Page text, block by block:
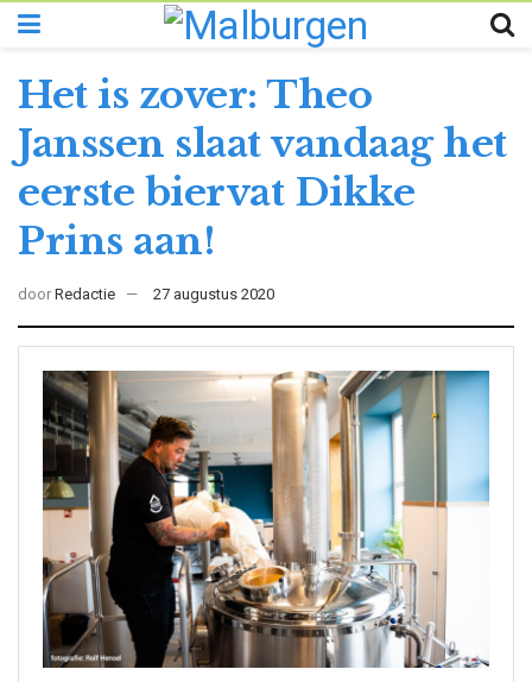
Het is zover: Theo
Janssen slaat vandaag het
eerste biervat Dikke
Prins aan!
door Redactie 27 augustus 2020